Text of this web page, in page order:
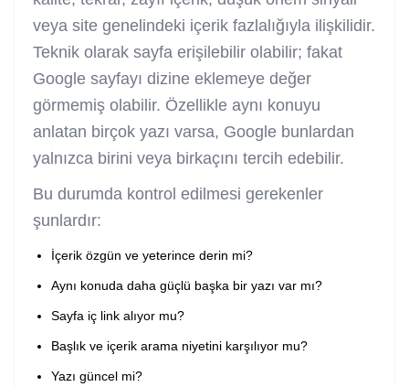
veya site genelindeki içerik fazlalığıyla ilişkilidir.
Teknik olarak sayfa erişilebilir olabilir; fakat
Google sayfayı dizine eklemeye değer
görmemiş olabilir. Özellikle aynı konuyu
anlatan birçok yazı varsa, Google bunlardan
yalnızca birini veya birkaçını tercih edebilir.
Bu durumda kontrol edilmesi gerekenler
şunlardır:
İçerik özgün ve yeterince derin mi?
Aynı konuda daha güçlü başka bir yazı var mı?
Sayfa iç link alıyor mu?
Başlık ve içerik arama niyetini karşılıyor mu?
Yazı güncel mi?